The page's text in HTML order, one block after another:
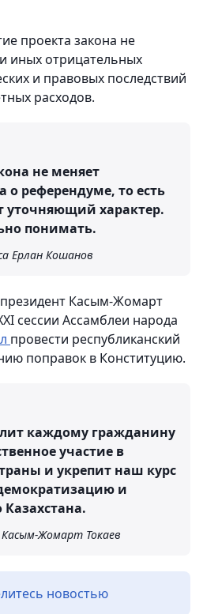
проекта закона не
иных отрицательных
и правовых последствий
расходов.
не меняет
о референдуме, то есть
уточняющий характер.
понимать.
Ерлан Кошанов
Касым-Жомарт
сессии Ассамблеи народа
провести республиканский
поправок в Конституцию.
каждому гражданину
участие в
и укрепит наш курс
и
Казахстана.
Жомарт Токаев
новостью